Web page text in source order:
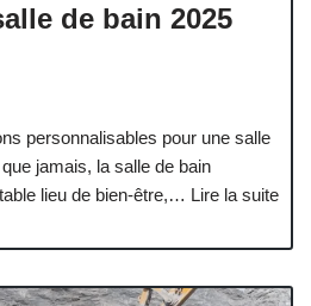
de bain 2025
personnalisables pour une salle
jamais, la salle de bain
lieu de bien-être,… Lire la suite